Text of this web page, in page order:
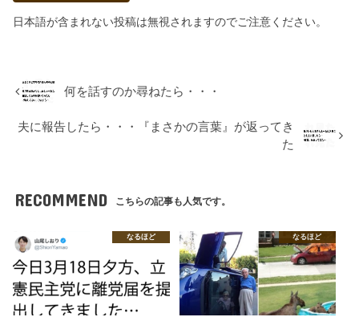
日本語が含まれない投稿は無視されますのでご注意ください。
何を話すのか尋ねたら・・・
夫に報告したら・・・『まさかの言葉』が返ってき
た
RECOMMEND こちらの記事も人気です。
なるほど なるほど